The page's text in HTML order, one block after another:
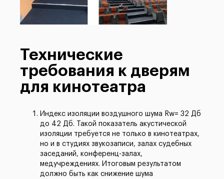
Технические
требования к дверям
для кинотеатра
Индекс изоляции воздушного шума Rw= 32 Дб
до 42 Дб. Такой показатель акустической
изоляции требуется не только в кинотеатрах,
но и в студиях звукозаписи, залах судебных
заседаний, конференц-залах,
медучреждениях. Итоговым результатом
должно быть как снижение шума